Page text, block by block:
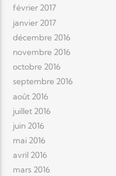
février 2017
janvier 2017
décembre 2016
novembre 2016
octobre 2016
septembre 2016
août 2016
juillet 2016
juin 2016
mai 2016
avril 2016
mars 2016